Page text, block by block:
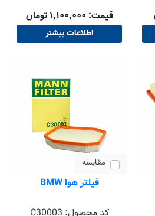
قیمت: ۱٬۱۰۰٬۰۰۰ تومان
اطلاعات بیشتر
مقایسه
فیلتر هوا BMW